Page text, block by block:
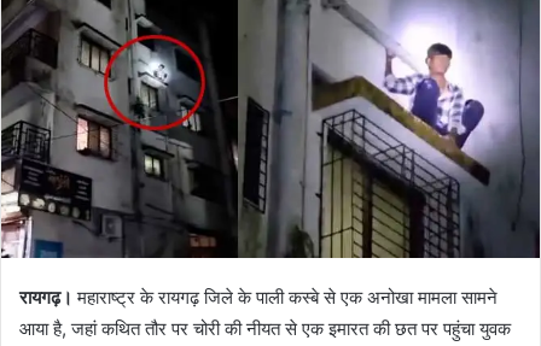
रायगढ़। महाराष्ट्र के रायगढ़ जिले के पाली कस्बे से एक अनोखा मामला सामने
आया है, जहां कथित तौर पर चोरी की नीयत से एक इमारत की छत पर पहुंचा युवक